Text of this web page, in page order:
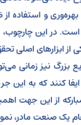
بهره‌وری و استفاده
است. در این
از ابزارهای اصلی
بزرگ نیز زمانی
کنند که به این
از این جهت
یک صنعت مادر،